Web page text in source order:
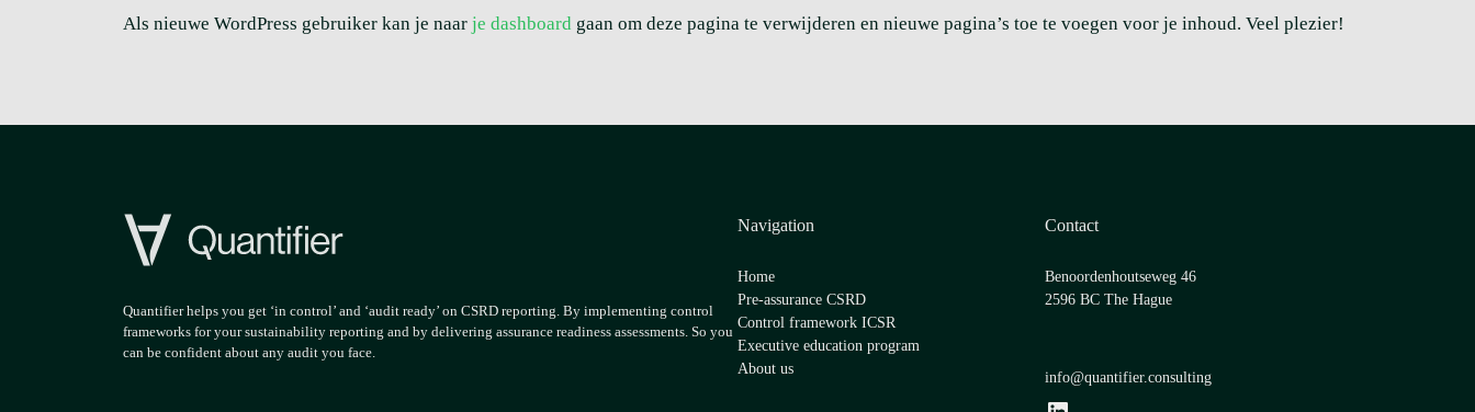
Als nieuwe WordPress gebruiker kan je naar je dashboard gaan om deze pagina te verwijderen en nieuwe pagina’s toe te voegen voor je inhoud. Veel plezier!
Quantifier helps you get ‘in control’ and ‘audit ready’ on CSRD reporting. By implementing control
frameworks for your sustainability reporting and by delivering assurance readiness assessments. So you
can be confident about any audit you face.
Navigation
Home
Pre-assurance CSRD
Control framework ICSR
Executive education program
About us
Contact
Benoordenhoutseweg 46
2596 BC The Hague
info@quantifier.consulting